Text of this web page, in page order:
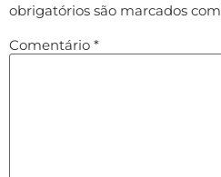
obrigatórios são marcados com
Comentário *